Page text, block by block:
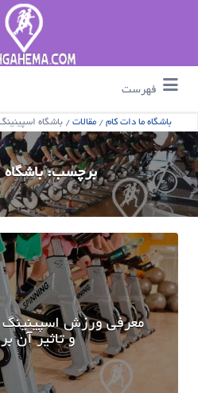
فهرست
باشگاه ما دات کام / مقالات / باشگاه
برچسب:
معرفی ورزش اسپینینگ
و تاثیر آن